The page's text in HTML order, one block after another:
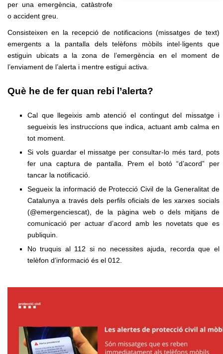
per una emergència, catàstrofe
o accident greu.
Consisteixen en la recepció de notificacions (missatges de text)
emergents a la pantalla dels telèfons mòbils intel·ligents que
estiguin ubicats a la zona de l’emergència en el moment de
l’enviament de l’alerta i mentre estigui activa.
Què he de fer quan rebi l’alerta?
Cal que llegeixis amb atenció el contingut del missatge i
segueixis les instruccions que indica, actuant amb calma en
tot moment.
Si vols guardar el missatge per consultar-lo més tard, pots
fer una captura de pantalla. Prem el botó “d’acord” per
tancar la notificació.
Segueix la informació de Protecció Civil de la Generalitat de
Catalunya a través dels perfils oficials de les xarxes socials
(@emergenciescat), de la pàgina web o dels mitjans de
comunicació per actuar d’acord amb les novetats que es
publiquin.
No truquis al 112 si no necessites ajuda, recorda que el
telèfon d’informació és el 012.